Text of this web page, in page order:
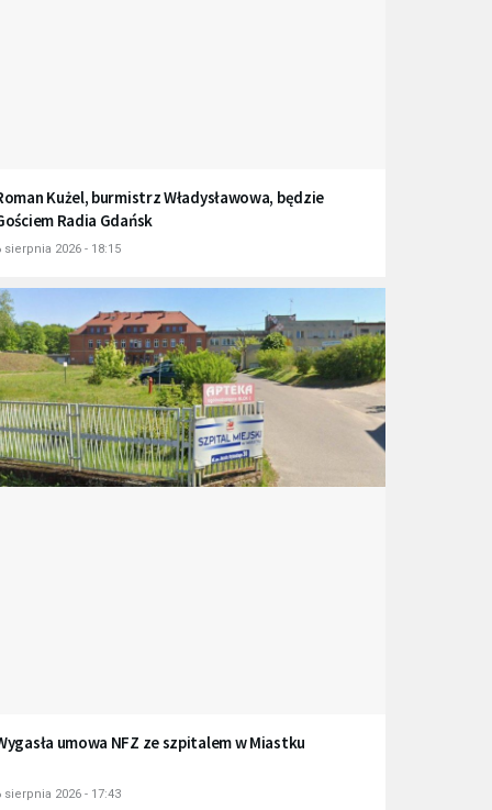
Kużel, burmistrz Władysławowa, będzie
Radia Gdańsk
sierpnia 2026 - 18:15
umowa NFZ ze szpitalem w Miastku
sierpnia 2026 - 17:43